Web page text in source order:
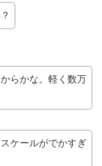
らかな。軽く数万
ケールがでかすぎ